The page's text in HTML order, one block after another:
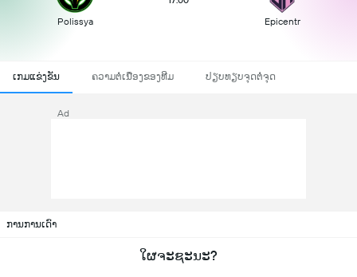
Polissya Epicentr
ເກມແຂ່ງຂັນ ຄວາມຕໍ່ເນື່ອງຂອງທີມ ປຽບທຽບຈຸດຕໍ່ຈຸດ
Ad
ການການເດົາ
ໃຜຈະຊະນະ?